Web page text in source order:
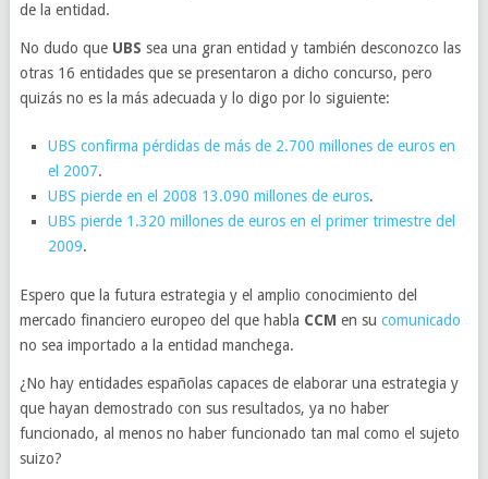
de la entidad.
No dudo que UBS sea una gran entidad y también desconozco las
otras 16 entidades que se presentaron a dicho concurso, pero
quizás no es la más adecuada y lo digo por lo siguiente:
UBS confirma pérdidas de más de 2.700 millones de euros en
el 2007.
UBS pierde en el 2008 13.090 millones de euros.
UBS pierde 1.320 millones de euros en el primer trimestre del
2009.
Espero que la futura estrategia y el amplio conocimiento del
mercado financiero europeo del que habla CCM en su comunicado
no sea importado a la entidad manchega.
¿No hay entidades españolas capaces de elaborar una estrategia y
que hayan demostrado con sus resultados, ya no haber
funcionado, al menos no haber funcionado tan mal como el sujeto
suizo?